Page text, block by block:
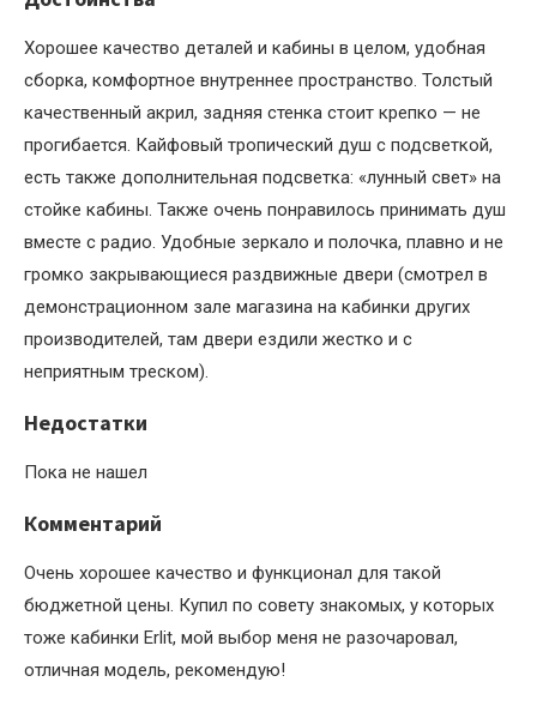
Хорошее качество деталей и кабины в целом, удобная
сборка, комфортное внутреннее пространство. Толстый
качественный акрил, задняя стенка стоит крепко — не
прогибается. Кайфовый тропический душ с подсветкой,
есть также дополнительная подсветка: «лунный свет» на
стойке кабины. Также очень понравилось принимать душ
вместе с радио. Удобные зеркало и полочка, плавно и не
громко закрывающиеся раздвижные двери (смотрел в
демонстрационном зале магазина на кабинки других
производителей, там двери ездили жестко и с
неприятным треском).
Недостатки
Пока не нашел
Комментарий
Очень хорошее качество и функционал для такой
бюджетной цены. Купил по совету знакомых, у которых
тоже кабинки Erlit, мой выбор меня не разочаровал,
отличная модель, рекомендую!